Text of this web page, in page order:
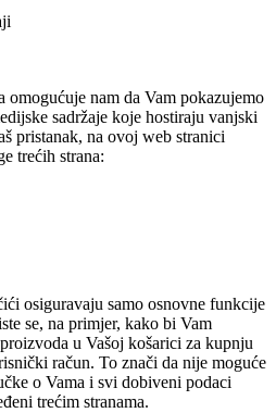
omogućuje nam da Vam pokazujemo
sadržaje koje hostiraju vanjski
pristanak, na ovoj web stranici
trećih strana:
osiguravaju samo osnovne funkcije
se, na primjer, kako bi Vam
u Vašoj košarici za kupnju
račun. To znači da nije moguće
o Vama i svi dobiveni podaci
trećim stranama.